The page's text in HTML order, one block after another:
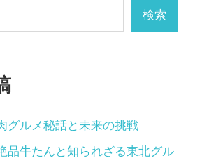
検索
グルメ秘話と未来の挑戦
品牛たんと知られざる東北グル